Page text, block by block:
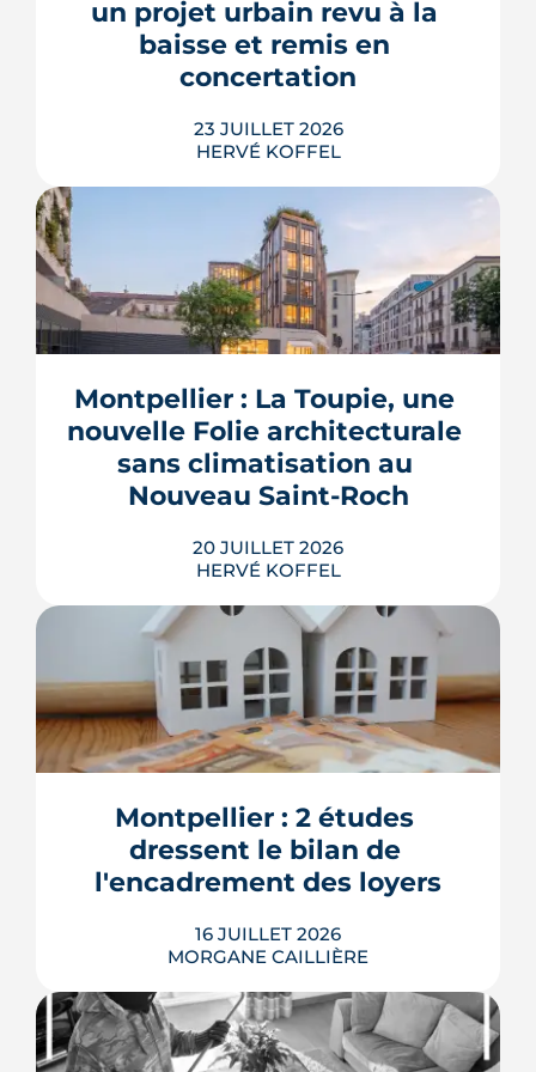
remplissage.
LIRE L'ARTICLE
un projet urbain revu à la
baisse et remis en
concertation
23 JUILLET 2026
HERVÉ KOFFEL
Trente logements de moins, une
résidence seniors qui disparaît, des
places de parking converties en îlots de
repart devant les habitants de
Frontignan, et le maire assume d'y
perdre un ou deux ans.
LIRE L'ARTICLE
Montpellier : La Toupie, une
nouvelle Folie architecturale
sans climatisation au
Nouveau Saint-Roch
20 JUILLET 2026
HERVÉ KOFFEL
La Toupie, un immeuble de 19 m en
bois et paille et sans climatiseurs
individuels, sortira de terre place
Dalida. inscrit dans les projets de
nouvelles Folies architecturales, ce
tiers-lieu sera livré en mai 2027.
LIRE L'ARTICLE
Montpellier : 2 études
dressent le bilan de
l'encadrement des loyers
16 JUILLET 2026
MORGANE CAILLIÈRE
Seulement 12 % d'annonces non